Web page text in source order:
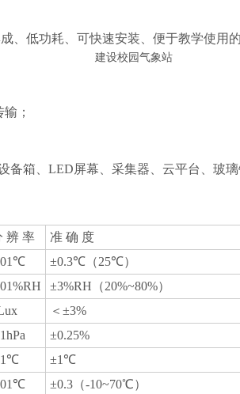
、低功耗、可快速安装、便于教学使用
输；
备箱、LED屏幕、采集器、云平台、玻
辨 率
准 确 度
±0.3℃（25℃）
±3%RH（20%~80%）
＜±3%
±0.25%
±1℃
±0.3（-10~70℃）